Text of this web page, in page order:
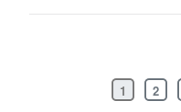
1 2